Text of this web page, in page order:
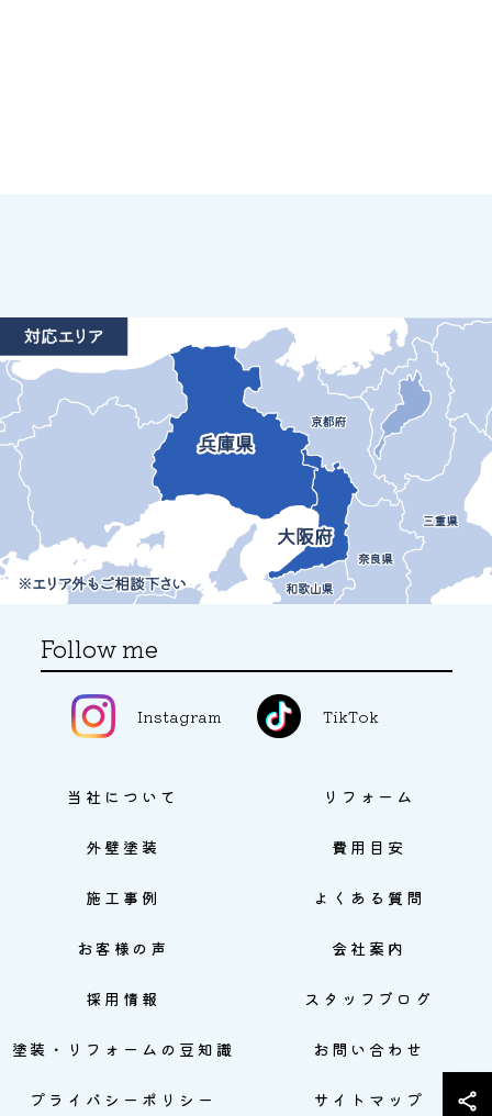
Follow me
Instagram TikTok
当社について リフォーム
外壁塗装 費用目安
施工事例 よくある質問
お客様の声 会社案内
採用情報 スタッフブログ
塗装・リフォームの豆知識 お問い合わせ
プライバシーポリシー サイトマップ